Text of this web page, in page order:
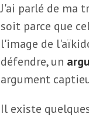
J'ai parlé de ma
soit parce que
l'image de
défendre, un
argument
Il existe